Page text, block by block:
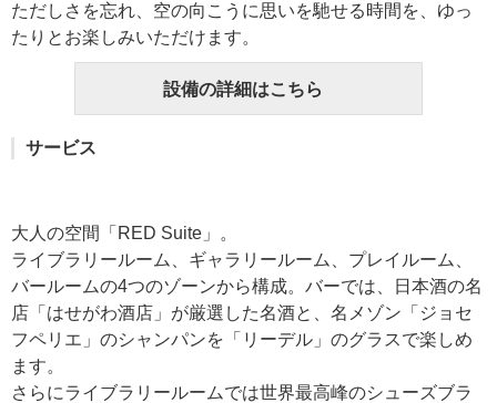
ただしさを忘れ、空の向こうに思いを馳せる時間を、ゆっ
たりとお楽しみいただけます。
設備の詳細はこちら
サービス
大人の空間「RED Suite」。
ライブラリールーム、ギャラリールーム、プレイルーム、
バールームの4つのゾーンから構成。バーでは、日本酒の名
店「はせがわ酒店」が厳選した名酒と、名メゾン「ジョセ
フペリエ」のシャンパンを「リーデル」のグラスで楽しめ
ます。
さらにライブラリールームでは世界最高峰のシューズブラ